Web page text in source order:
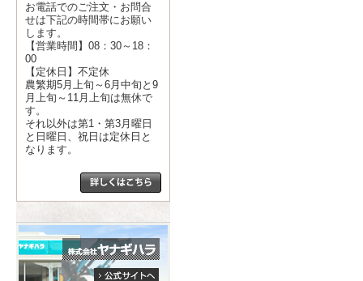
お電話でのご注文・お問合
せは下記の時間帯にお願い
します。
【営業時間】08：30～18：
00
【定休日】不定休
農繁期5月上旬～6月中旬と9
月上旬～11月上旬は無休で
す。
それ以外は第1・第3月曜日
と日曜日、祝日は定休日と
なります。